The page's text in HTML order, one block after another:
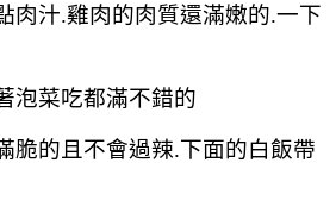
肉汁.雞肉的肉質還滿嫩的.一下
泡菜吃都滿不錯的
脆的且不會過辣.下面的白飯帶